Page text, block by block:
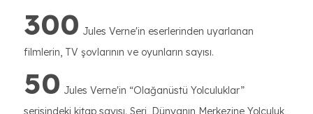
300 Jules Verne'in eserlerinden uyarlanan
filmlerin, TV şovlarının ve oyunların sayısı.
50 Jules Verne'in “Olağanüstü Yolculuklar”
serisindeki kitap sayısı. Seri, Dünyanın Merkezine Yolculuk,